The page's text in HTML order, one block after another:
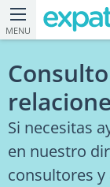
MENU
Si necesitas
en nuestro
consultores